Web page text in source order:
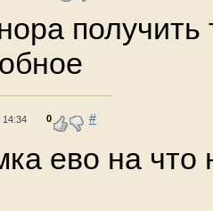
получить
14:34 0 #
ево на что